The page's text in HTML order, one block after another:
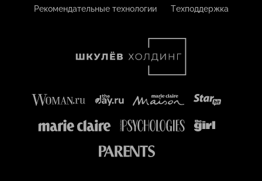
Рекомендательные технологии
Техподдержка